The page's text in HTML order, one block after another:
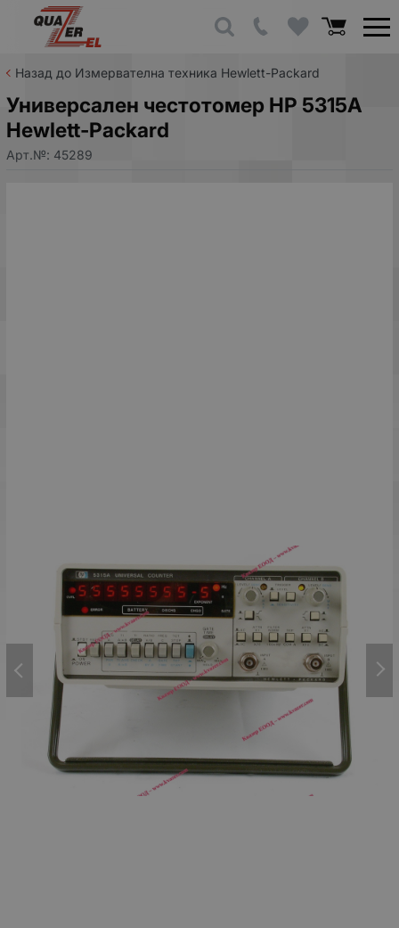
Назад до Измервателна техника Hewlett-Packard
Универсален честотомер HP 5315A
Hewlett-Packard
Арт.№: 45289